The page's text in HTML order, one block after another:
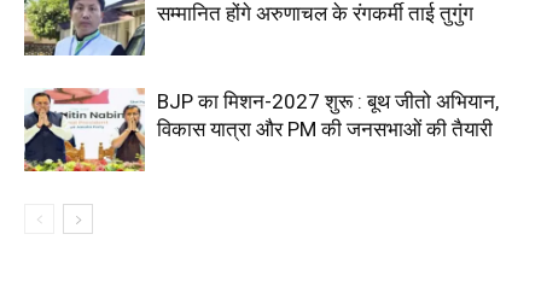
सम्मानित होंगे अरुणाचल के रंगकर्मी ताई तुगुंग
BJP का मिशन-2027 शुरू : बूथ जीतो अभियान,
विकास यात्रा और PM की जनसभाओं की तैयारी